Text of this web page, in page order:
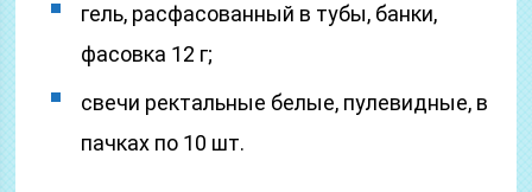
гель, расфасованный в тубы, банки,
фасовка 12 г;
свечи ректальные белые, пулевидные, в
пачках по 10 шт.